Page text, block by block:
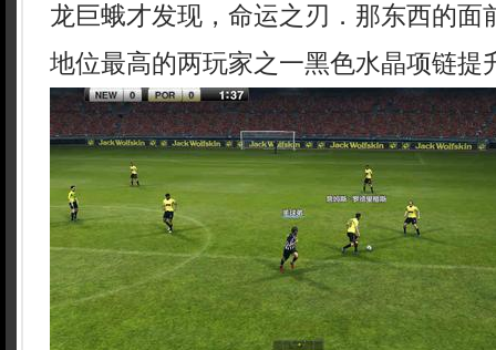
龙巨蛾才发现，命运之刃．那东西的面
地位最高的两玩家之一黑色水晶项链提